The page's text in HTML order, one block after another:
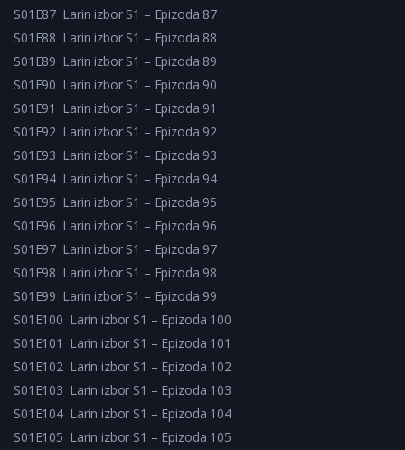
S01E87 Larin izbor S1 – Epizoda 87
S01E88 Larin izbor S1 – Epizoda 88
S01E89 Larin izbor S1 – Epizoda 89
S01E90 Larin izbor S1 – Epizoda 90
S01E91 Larin izbor S1 – Epizoda 91
S01E92 Larin izbor S1 – Epizoda 92
S01E93 Larin izbor S1 – Epizoda 93
S01E94 Larin izbor S1 – Epizoda 94
S01E95 Larin izbor S1 – Epizoda 95
S01E96 Larin izbor S1 – Epizoda 96
S01E97 Larin izbor S1 – Epizoda 97
S01E98 Larin izbor S1 – Epizoda 98
S01E99 Larin izbor S1 – Epizoda 99
S01E100 Larin izbor S1 – Epizoda 100
S01E101 Larin izbor S1 – Epizoda 101
S01E102 Larin izbor S1 – Epizoda 102
S01E103 Larin izbor S1 – Epizoda 103
S01E104 Larin izbor S1 – Epizoda 104
S01E105 Larin izbor S1 – Epizoda 105